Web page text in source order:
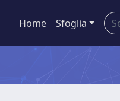
Home Sfoglia